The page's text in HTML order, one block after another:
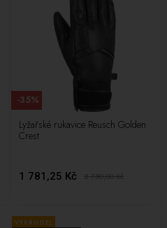
Lyžařské rukavice Reusch Golden
Crest
1 781,25 Kč 2 750,00Kč
-35%
VÝPRODEJ